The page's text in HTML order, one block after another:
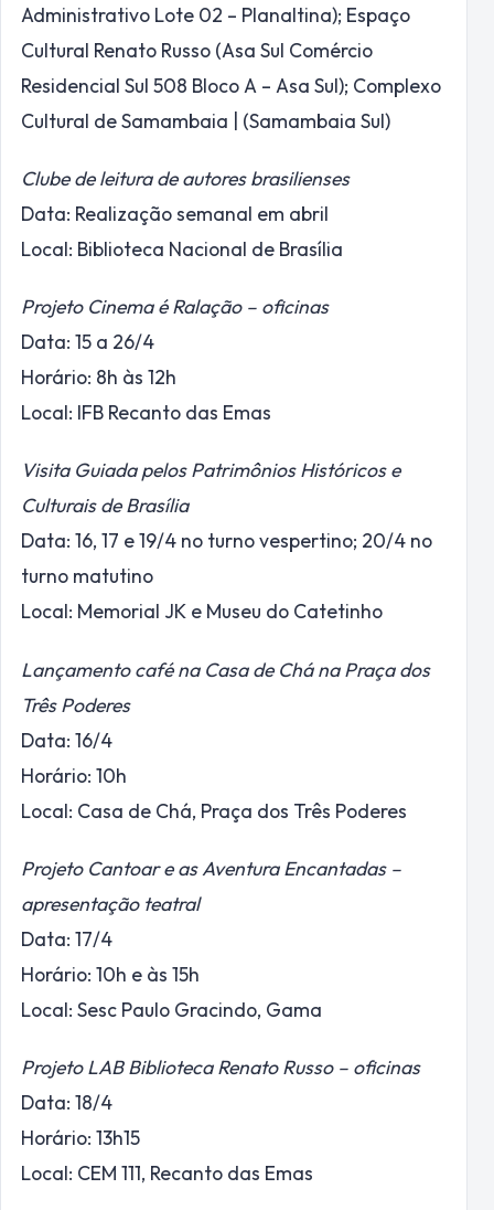
Administrativo Lote 02 – Planaltina); Espaço
Cultural Renato Russo (Asa Sul Comércio
Residencial Sul 508 Bloco A – Asa Sul); Complexo
Cultural de Samambaia | (Samambaia Sul)
Clube de leitura de autores brasilienses
Data: Realização semanal em abril
Local: Biblioteca Nacional de Brasília
Projeto Cinema é Ralação – oficinas
Data: 15 a 26/4
Horário: 8h às 12h
Local: IFB Recanto das Emas
Visita Guiada pelos Patrimônios Históricos e
Culturais de Brasília
Data: 16, 17 e 19/4 no turno vespertino; 20/4 no
turno matutino
Local: Memorial JK e Museu do Catetinho
Lançamento café na Casa de Chá na Praça dos
Três Poderes
Data: 16/4
Horário: 10h
Local: Casa de Chá, Praça dos Três Poderes
Projeto Cantoar e as Aventura Encantadas –
apresentação teatral
Data: 17/4
Horário: 10h e às 15h
Local: Sesc Paulo Gracindo, Gama
Projeto LAB Biblioteca Renato Russo – oficinas
Data: 18/4
Horário: 13h15
Local: CEM 111, Recanto das Emas